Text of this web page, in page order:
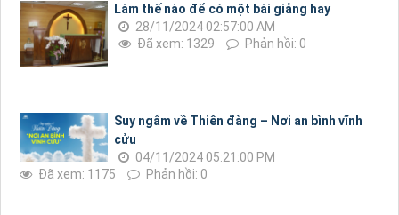
Làm thế nào để có một bài giảng hay
28/11/2024 02:57:00 AM
Đã xem: 1329
Phản hồi: 0
Suy ngẫm về Thiên đàng – Nơi an bình vĩnh
cửu
04/11/2024 05:21:00 PM
Đã xem: 1175
Phản hồi: 0